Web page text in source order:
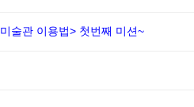
술관 이용법> 첫번째 미션~